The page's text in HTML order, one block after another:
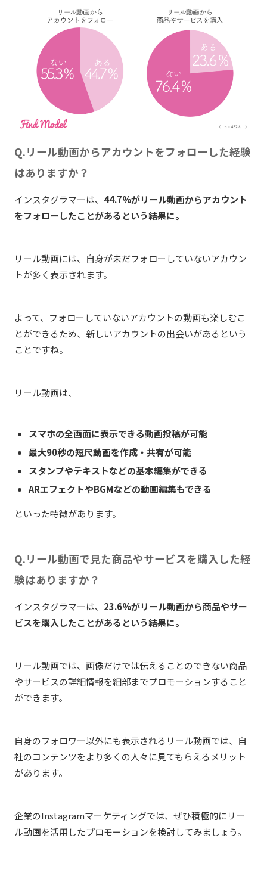
Q.リール動画からアカウントをフォローした経験
はありますか？
インスタグラマーは、 44.7%がリール動画からアカウント
をフォローしたことがあるという結果に。
リール動画には、自身が未だフォローしていないアカウン
トが多く表示されます。
よって、フォローしていないアカウントの動画も楽しむこ
とができるため、新しいアカウントの出会いがあるという
ことですね。
リール動画は、
スマホの全画面に表示できる動画投稿が可能
最大90秒の短尺動画を作成・共有が可能
スタンプやテキストなどの基本編集ができる
ARエフェクトやBGMなどの動画編集もできる
といった特徴があります。
Q.リール動画で見た商品やサービスを購入した経
験はありますか？
インスタグラマーは、 23.6%がリール動画から商品やサー
ビスを購入したことがある という結果に。
リール動画では、画像だけでは伝えることのできない商品
やサービスの詳細情報を細部までプロモーションすること
ができます。
自身のフォロワー以外にも表示されるリール動画では、自
社のコンテンツをより多くの人々に見てもらえるメリット
があります。
企業のInstagramマーケティングでは、ぜひ積極的にリー
ル動画を活用したプロモーションを検討してみましょう。